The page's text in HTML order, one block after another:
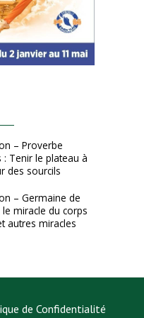
– Proverbe
: Tenir le plateau à
des sourcils
– Germaine de
le miracle du corps
autres miracles
de Confidentialité